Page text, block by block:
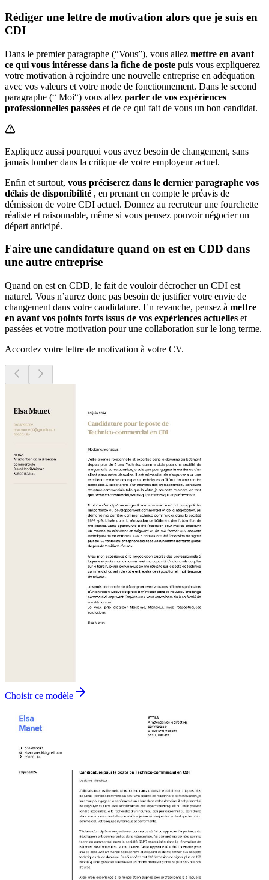
Rédiger une lettre de motivation alors que je suis en
CDI
Dans le premier paragraphe (“Vous”), vous allez mettre en avant
ce qui vous intéresse dans la fiche de poste puis vous expliquerez
votre motivation à rejoindre une nouvelle entreprise en adéquation
avec vos valeurs et votre mode de fonctionnement. Dans le second
paragraphe (“ Moi“) vous allez parler de vos expériences
professionnelles passées et de ce qui fait de vous un bon candidat.
Expliquez aussi pourquoi vous avez besoin de changement, sans
jamais tomber dans la critique de votre employeur actuel.
Enfin et surtout, vous préciserez dans le dernier paragraphe vos
délais de disponibilité , en prenant en compte le préavis de
démission de votre CDI actuel. Donnez au recruteur une fourchette
réaliste et raisonnable, même si vous pensez pouvoir négocier un
départ anticipé.
Faire une candidature quand on est en CDD dans
une autre entreprise
Quand on est en CDD, le fait de vouloir décrocher un CDI est
naturel. Vous n’aurez donc pas besoin de justifier votre envie de
changement dans votre candidature. En revanche, pensez à mettre
en avant vos points forts issus de vos expériences actuelles et
passées et votre motivation pour une collaboration sur le long terme.
Accordez votre lettre de motivation à votre CV.
Choisir ce modèle